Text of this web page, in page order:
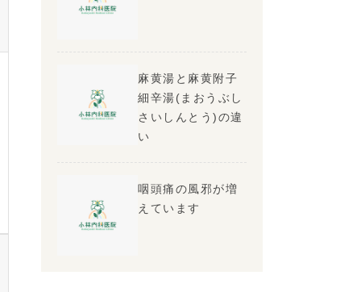
麻黄湯と麻黄附子
細辛湯(まおうぶし
さいしんとう)の違
い
咽頭痛の風邪が増
えています